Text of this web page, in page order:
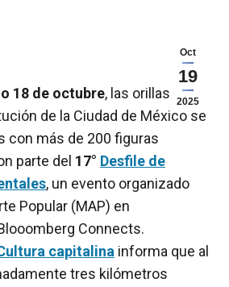
Oct
19
2025
18 de octubre, las orillas de la
de la Ciudad de México se
con más de 200 figuras
parte del 17° Desfile de
, un evento organizado
Popular (MAP) en
Connects.
capitalina informa que al
tres kilómetros